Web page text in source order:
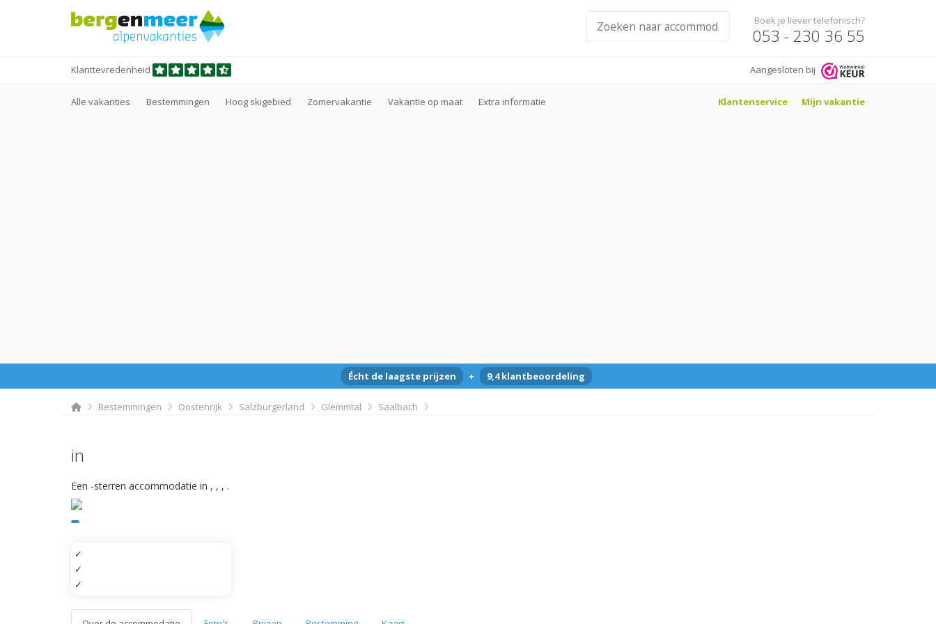
Boek je liever telefonisch?
053 - 230 36 55
Klanttevredenheid Aangesloten bij
Alle vakanties Bestemmingen Hoog skigebied Zomervakantie Vakantie op maat Extra informatie Klantenservice Mijn vakantie
Écht de laagste prijzen + 9,4 klantbeoordeling
Bestemmingen Oostenrijk Salzburgerland Glemmtal Saalbach
in
Een -sterren accommodatie in , , , .
✓
✓
✓